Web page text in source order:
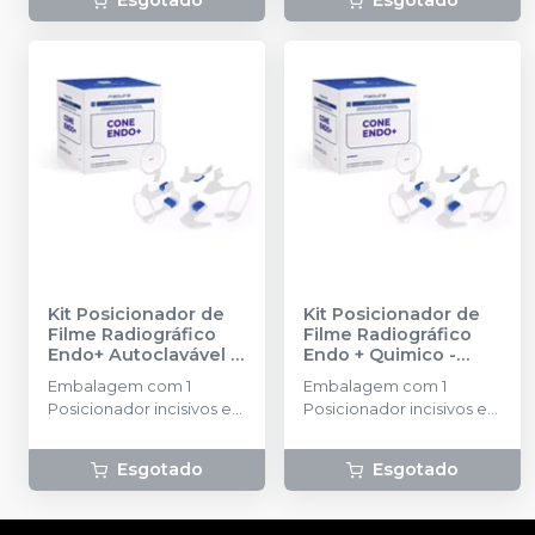
Kit Posicionador de
Filme Radiográfico
Endo+ Autoclavável -
MAQUIRA
Embalagem com 1
Posicionador incisivos e
inferior + 1 Posicionador
molares superior direito
Posicionador molares
Esgotado
Kit Posicionador de
Filme Radiográfico
Endo + Quimico -
MAQUIRA
Embalagem com 1
Posicionador incisivos e
inferior + 1 Posicionador
molares superior direito
Posicionador molares
Esgotado